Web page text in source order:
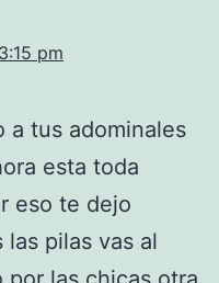
pm
a tus adominales
esta toda
eso te dejo
pilas vas al